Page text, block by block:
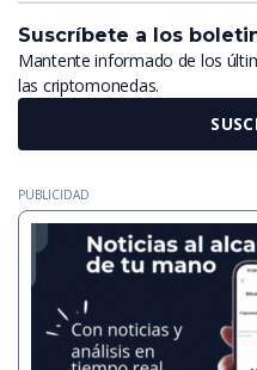
Suscríbete a los
Mantente informado de los
las criptomonedas.
PUBLICIDAD